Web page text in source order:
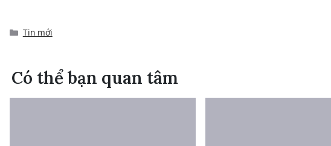
Categories
Tin mới
Có thể bạn quan tâm